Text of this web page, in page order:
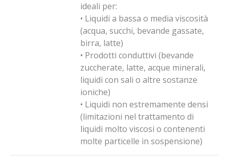
ideali per:
• Liquidi a bassa o media viscosità
(acqua, succhi, bevande gassate,
birra, latte)
• Prodotti conduttivi (bevande
zuccherate, latte, acque minerali,
liquidi con sali o altre sostanze
ioniche)
• Liquidi non estremamente densi
(limitazioni nel trattamento di
liquidi molto viscosi o contenenti
molte particelle in sospensione)